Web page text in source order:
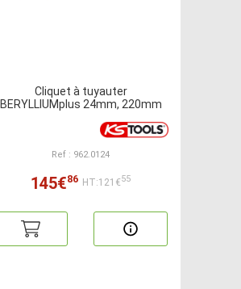
Cliquet à tuyauter
BERYLLIUMplus 24mm, 220mm
Ref : 962.0124
145€86 HT:121€55